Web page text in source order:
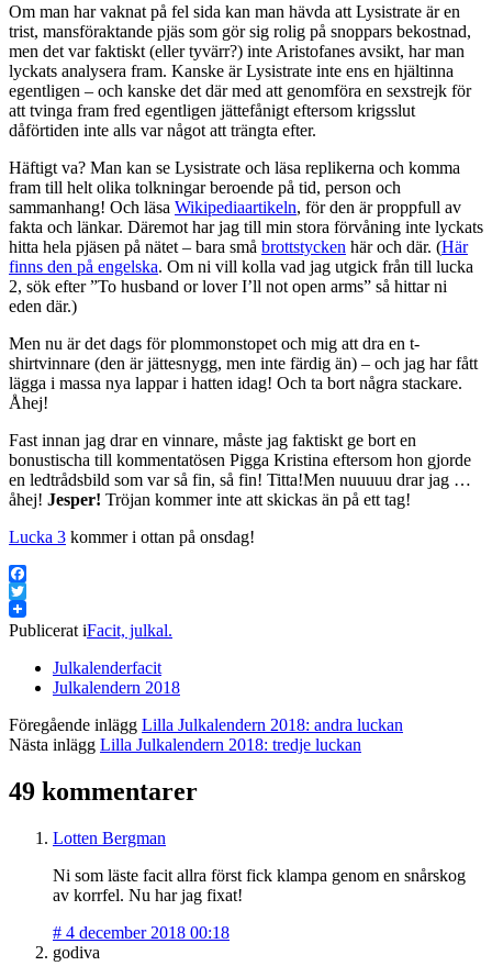
Om man har vaknat på fel sida kan man hävda att Lysistrate är en
trist, mansföraktande pjäs som gör sig rolig på snoppars bekostnad,
men det var faktiskt (eller tyvärr?) inte Aristofanes avsikt, har man
lyckats analysera fram. Kanske är Lysistrate inte ens en hjältinna
egentligen – och kanske det där med att genomföra en sexstrejk för
att tvinga fram fred egentligen jättefånigt eftersom krigsslut
dåförtiden inte alls var något att trängta efter.
Häftigt va? Man kan se Lysistrate och läsa replikerna och komma
fram till helt olika tolkningar beroende på tid, person och
sammanhang! Och läsa Wikipediaartikeln, för den är proppfull av
fakta och länkar. Däremot har jag till min stora förvåning inte lyckats
hitta hela pjäsen på nätet – bara små brottstycken här och där. (Här
finns den på engelska. Om ni vill kolla vad jag utgick från till lucka
2, sök efter ”To husband or lover I’ll not open arms” så hittar ni
eden där.)
Men nu är det dags för plommonstopet och mig att dra en t-
shirtvinnare (den är jättesnygg, men inte färdig än) – och jag har fått
lägga i massa nya lappar i hatten idag! Och ta bort några stackare.
Åhej!
Fast innan jag drar en vinnare, måste jag faktiskt ge bort en
bonustischa till kommentatösen Pigga Kristina eftersom hon gjorde
en ledtrådsbild som var så fin, så fin! Titta!Men nuuuuu drar jag …
åhej! Jesper! Tröjan kommer inte att skickas än på ett tag!
Lucka 3 kommer i ottan på onsdag!
Facebook
Twitter
Publicerat iFacit, julkal.
Julkalenderfacit
Julkalendern 2018
Föregående inlägg Lilla Julkalendern 2018: andra luckan
Nästa inlägg Lilla Julkalendern 2018: tredje luckan
49 kommentarer
Lotten Bergman
Ni som läste facit allra först fick klampa genom en snårskog
av korrfel. Nu har jag fixat!
# 4 december 2018 00:18
godiva